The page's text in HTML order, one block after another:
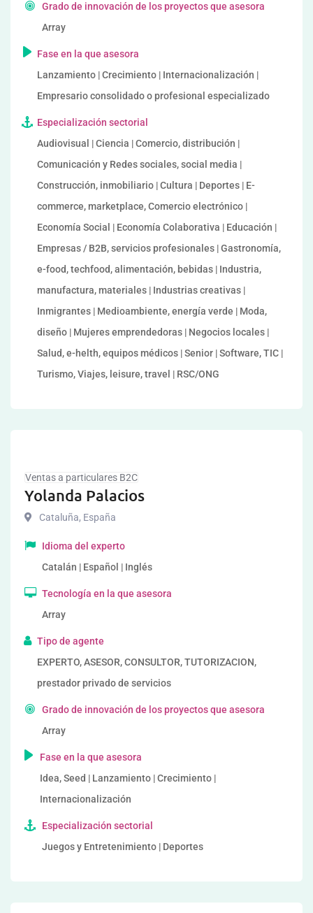
Grado de innovación de los proyectos que asesora
Array
Fase en la que asesora
Lanzamiento | Crecimiento | Internacionalización |
Empresario consolidado o profesional especializado
Especialización sectorial
Audiovisual | Ciencia | Comercio, distribución |
Comunicación y Redes sociales, social media |
Construcción, inmobiliario | Cultura | Deportes | E-
commerce, marketplace, Comercio electrónico |
Economía Social | Economía Colaborativa | Educación |
Empresas / B2B, servicios profesionales | Gastronomía,
e-food, techfood, alimentación, bebidas | Industria,
manufactura, materiales | Industrias creativas |
Inmigrantes | Medioambiente, energía verde | Moda,
diseño | Mujeres emprendedoras | Negocios locales |
Salud, e-helth, equipos médicos | Senior | Software, TIC |
Turismo, Viajes, leisure, travel | RSC/ONG
Ventas a particulares B2C
Yolanda Palacios
Cataluña, España
Idioma del experto
Catalán | Español | Inglés
Tecnología en la que asesora
Array
Tipo de agente
EXPERTO, ASESOR, CONSULTOR, TUTORIZACION,
prestador privado de servicios
Grado de innovación de los proyectos que asesora
Array
Fase en la que asesora
Idea, Seed | Lanzamiento | Crecimiento |
Internacionalización
Especialización sectorial
Juegos y Entretenimiento | Deportes